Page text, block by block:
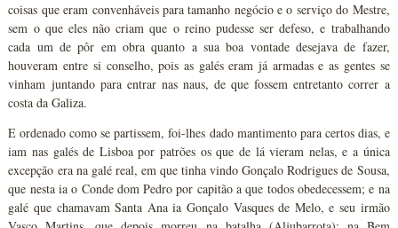
coisas que eram convenháveis para tamanho negócio e o serviço do Mestre,
sem o que eles não criam que o reino pudesse ser defeso, e trabalhando
cada um de pôr em obra quanto a sua boa vontade desejava de fazer,
houveram entre si conselho, pois as galés eram já armadas e as gentes se
vinham juntando para entrar nas naus, de que fossem entretanto correr a
costa da Galiza.
E ordenado como se partissem, foi-lhes dado mantimento para certos dias, e
iam nas galés de Lisboa por patrões os que de lá vieram nelas, e a única
excepção era na galé real, em que tinha vindo Gonçalo Rodrigues de Sousa,
que nesta ia o Conde dom Pedro por capitão a que todos obedecessem; e na
galé que chamavam Santa Ana ia Gonçalo Vasques de Melo, e seu irmão